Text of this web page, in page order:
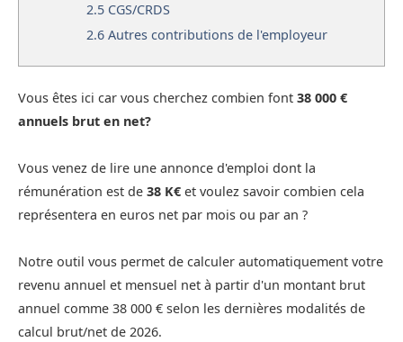
2.5 CGS/CRDS
2.6 Autres contributions de l'employeur
Vous êtes ici car vous cherchez combien font 38 000 €
annuels brut en net?
Vous venez de lire une annonce d'emploi dont la
rémunération est de 38 K€ et voulez savoir combien cela
représentera en euros net par mois ou par an ?
Notre outil vous permet de calculer automatiquement votre
revenu annuel et mensuel net à partir d'un montant brut
annuel comme 38 000 € selon les dernières modalités de
calcul brut/net de 2026.